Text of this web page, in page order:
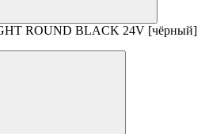
ROUND BLACK 24V [чёрный]